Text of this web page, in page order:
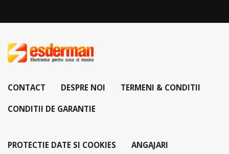
CONTACT DESPRE NOI TERMENI & CONDITII
CONDITII DE GARANTIE
PROTECTIE DATE SI COOKIES ANGAJARI